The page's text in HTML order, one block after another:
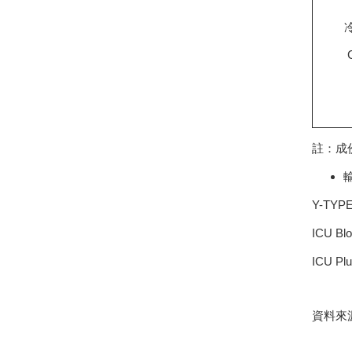
註：成
Y-
ICU
ICU
資料來